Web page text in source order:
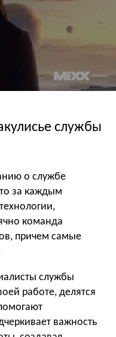
службы
о службе
за каждым
команда
причем самые
службы
работе, делятся
важность